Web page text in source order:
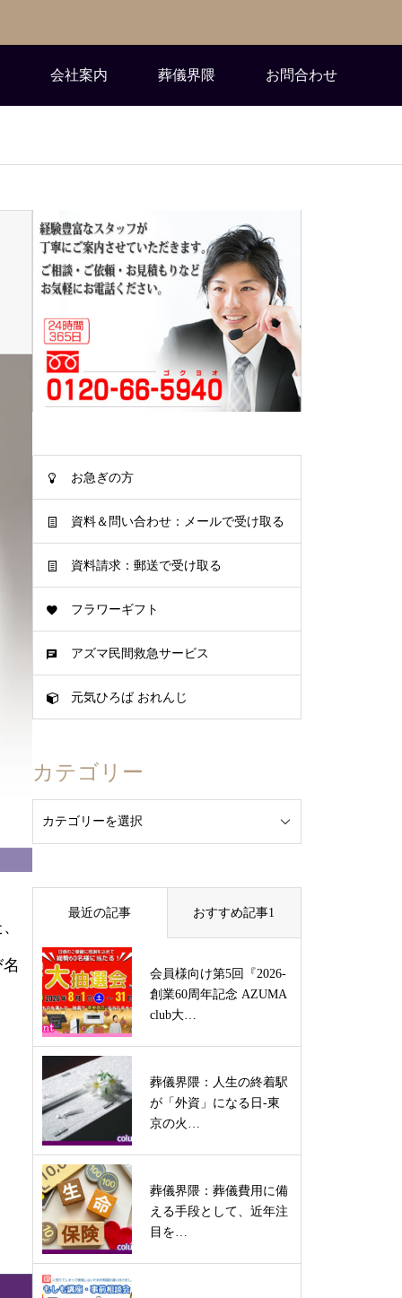
会社案内 葬儀界隈 お問合わせ
お急ぎの方
資料＆問い合わせ：メールで受け取る
資料請求：郵送で受け取る
フラワーギフト
アズマ民間救急サービス
元気ひろば おれんじ
カテゴリー
最近の記事 おすすめ記事1
会員様向け第5回『2026-
創業60周年記念 AZUMA
club大…
葬儀界隈：人生の終着駅
が「外資」になる日-東
京の火…
葬儀界隈：葬儀費用に備
える手段として、近年注
目を…